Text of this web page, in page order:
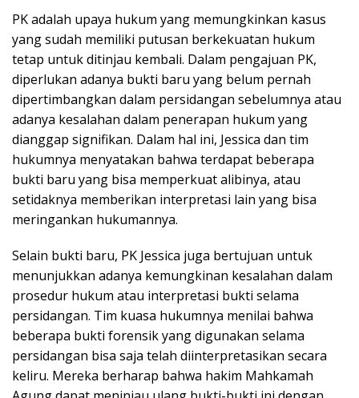
PK adalah upaya hukum yang memungkinkan kasus
yang sudah memiliki putusan berkekuatan hukum
tetap untuk ditinjau kembali. Dalam pengajuan PK,
diperlukan adanya bukti baru yang belum pernah
dipertimbangkan dalam persidangan sebelumnya atau
adanya kesalahan dalam penerapan hukum yang
dianggap signifikan. Dalam hal ini, Jessica dan tim
hukumnya menyatakan bahwa terdapat beberapa
bukti baru yang bisa memperkuat alibinya, atau
setidaknya memberikan interpretasi lain yang bisa
meringankan hukumannya.
Selain bukti baru, PK Jessica juga bertujuan untuk
menunjukkan adanya kemungkinan kesalahan dalam
prosedur hukum atau interpretasi bukti selama
persidangan. Tim kuasa hukumnya menilai bahwa
beberapa bukti forensik yang digunakan selama
persidangan bisa saja telah diinterpretasikan secara
keliru. Mereka berharap bahwa hakim Mahkamah